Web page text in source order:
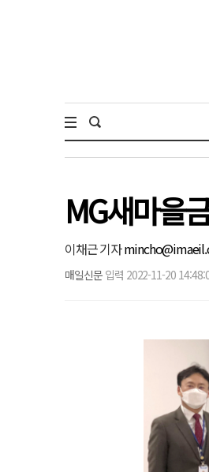
MG새마을
이채근 기자
매일신문 입력 2022-11-20